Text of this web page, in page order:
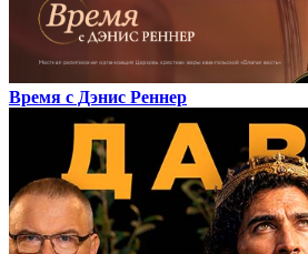
Время с Дэнис Реннер